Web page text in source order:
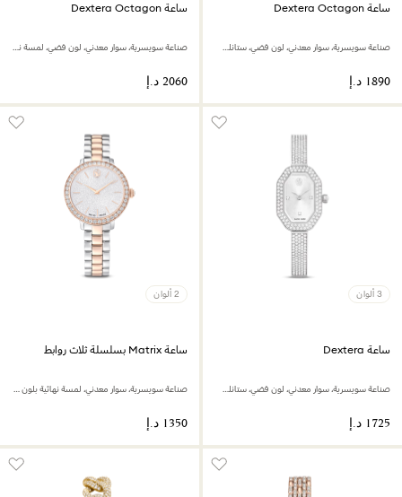
ساعة Dextera Octagon
صناعة سويسرية، سوار معدني، لون فضي، ستانلس ستيل
ساعة Dextera Octagon
صناعة سويسرية، سوار معدني، لون فضي، لمسة نهائية بلون ذهبي وردي
3 ألوان
ساعة Dextera
صناعة سويسرية، سوار معدني، لون فضي، ستانلس ستيل
2 ألوان
ساعة Matrix بسلسلة ثلاث روابط
صناعة سويسرية، سوار معدني، لمسة نهائية بلون ذهبي وردي